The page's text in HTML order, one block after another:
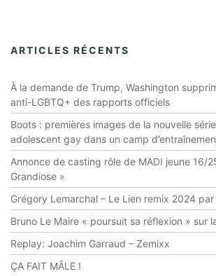
ARTICLES RÉCENTS
À la demande de Trump, Washington
anti-LGBTQ+ des rapports officiels
Boots : premières images de la nouvelle
adolescent gay dans un camp
Annonce de casting rôle de MADI jeune 16/
Grandiose »
Grégory Lemarchal – Le Lien remix 2024 par
Bruno Le Maire « poursuit sa réflexion » sur
Replay: Joachim Garraud – Zemixx
ÇA FAIT MÂLE !